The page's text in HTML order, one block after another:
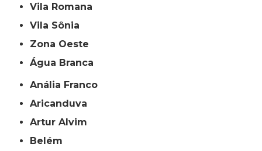
Vila Romana
Vila Sônia
Zona Oeste
Água Branca
Anália Franco
Aricanduva
Artur Alvim
Belém